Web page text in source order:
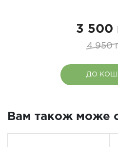
3 500
4 950
ДО
Вам також може